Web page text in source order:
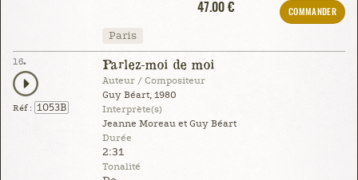
47.00 €
COMMANDER
Paris
16.
Réf : 1053B
Parlez-moi de moi
Auteur / Compositeur
Guy Béart, 1980
Interprète(s)
Jeanne Moreau et Guy Béart
Durée
2:31
Tonalité